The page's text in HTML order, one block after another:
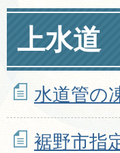
上水道
水道管の
裾野市指